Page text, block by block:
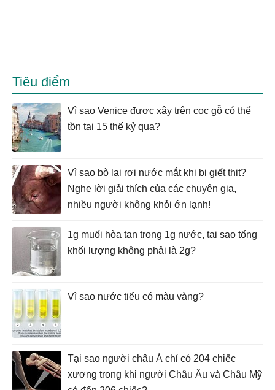
Tiêu điểm
Vì sao Venice được xây trên cọc gỗ có thể
tồn tại 15 thế kỷ qua?
Vì sao bò lại rơi nước mắt khi bị giết thịt?
Nghe lời giải thích của các chuyên gia,
nhiều người không khỏi ớn lạnh!
1g muối hòa tan trong 1g nước, tại sao tổng
khối lượng không phải là 2g?
Vì sao nước tiểu có màu vàng?
Tại sao người châu Á chỉ có 204 chiếc
xương trong khi người Châu Âu và Châu Mỹ